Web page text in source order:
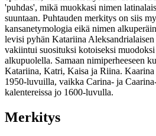
'puhdas', mikä muokkasi nimen
suuntaan. Puhtauden merkitys on siis
kansanetymologia eikä nimen
levisi pyhän Katariina
vakiintui suosituksi kotoiseksi
alkupuolella. Samaan nimiperheeseen
Katariina, Katri, Kaisa ja Riina.
1950-luvuilla, vaikka Carina- ja
kalentereissa jo 1600-luvulla.
Merkitys